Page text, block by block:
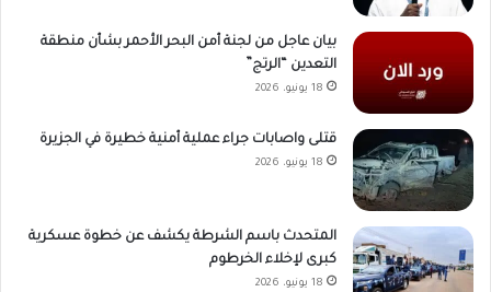
بيان عاجل من لجنة أمن البحر الأحمر بشأن منطقة
التعدين “الرتج”
18 يونيو، 2026
قتلى واصابات جراء عملية أمنية خطيرة في الجزيرة
18 يونيو، 2026
المتحدث باسم الشرطة يكشف عن خطوة عسكرية
كبرى لإخلاء الخرطوم
18 يونيو، 2026